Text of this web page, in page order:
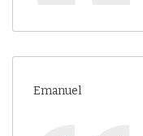
Emanuel